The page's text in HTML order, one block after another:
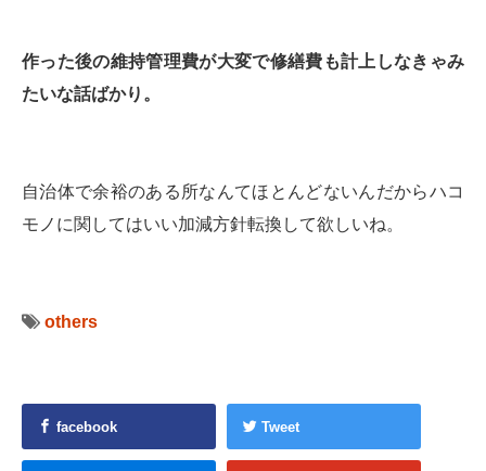
作った後の維持管理費が大変で修繕費も計上しなきゃみ
たいな話ばかり。
自治体で余裕のある所なんてほとんどないんだからハコ
モノに関してはいい加減方針転換して欲しいね。
others
facebook Tweet